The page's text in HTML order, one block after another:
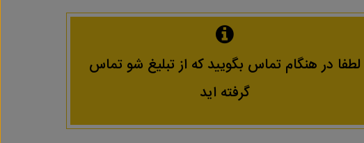
لطفا در هنگام تماس بگویید که از تبلیغ شو تماس
گرفته اید